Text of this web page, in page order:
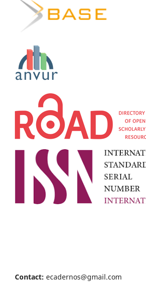
Contact: ecadernos@gmail.com